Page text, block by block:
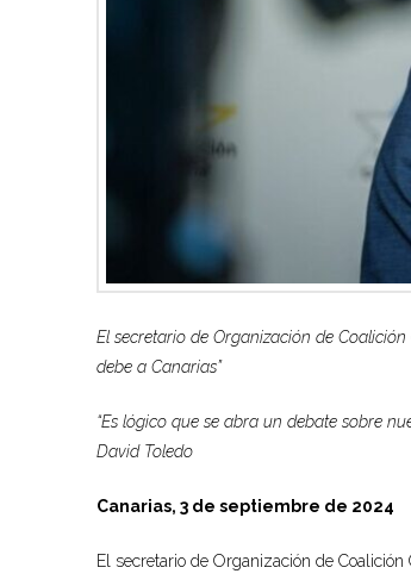
El secretario de Organización de
debe a Canarias”
“Es lógico que se abra un debate sobre
David Toledo
Canarias, 3 de septiembre de 2024
El secretario de Organización de